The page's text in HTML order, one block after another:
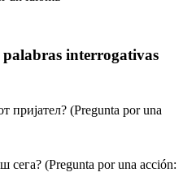
interrogativas
пријател? (Pregunta por una
сега? (Pregunta por una acción: